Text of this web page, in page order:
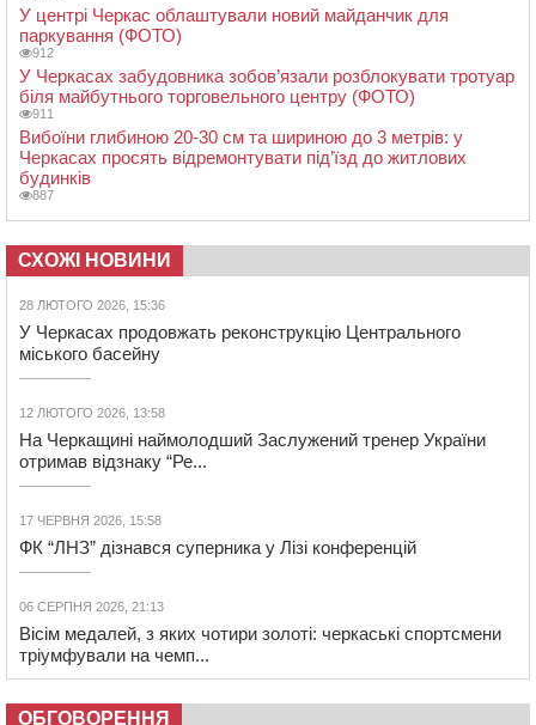
У центрі Черкас облаштували новий майданчик для
паркування (ФОТО)
912
У Черкасах забудовника зобов’язали розблокувати тротуар
біля майбутнього торговельного центру (ФОТО)
911
Вибоїни глибиною 20-30 см та шириною до 3 метрів: у
Черкасах просять відремонтувати під’їзд до житлових
будинків
887
СХОЖІ НОВИНИ
28 ЛЮТОГО 2026, 15:36
У Черкасах продовжать реконструкцію Центрального
міського басейну
12 ЛЮТОГО 2026, 13:58
На Черкащині наймолодший Заслужений тренер України
отримав відзнаку “Ре...
17 ЧЕРВНЯ 2026, 15:58
ФК “ЛНЗ” дізнався суперника у Лізі конференцій
06 СЕРПНЯ 2026, 21:13
Вісім медалей, з яких чотири золоті: черкаські спортсмени
тріумфували на чемп...
ОБГОВОРЕННЯ